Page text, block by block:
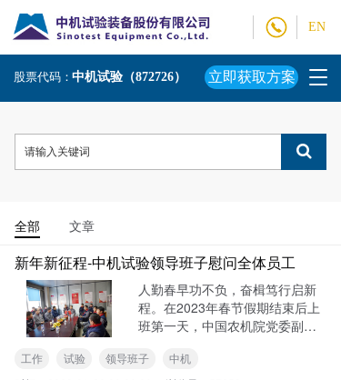
EN
T
g
e
i
股票代码：中机试验（872726） 立即获取方案
全部 文章
新年新征程-中机试验领导班子慰问全体员工
人勤春早功不负，奋楫笃行启新
程。在2023年春节假期结束后上
班第一天，中国农机院党委副书
记、董事长马敬春携领导班子全
工作 试验 领导班子
中机